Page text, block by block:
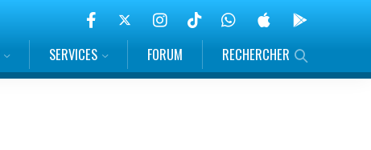
SERVICES FORUM RECHERCHER